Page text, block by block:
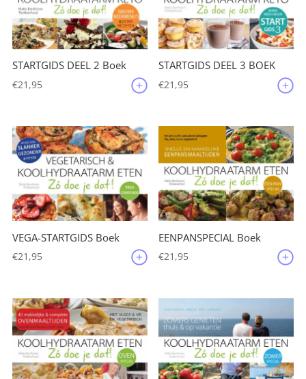
STARTGIDS DEEL 2 Boek
€21,95
STARTGIDS DEEL 3 BOEK
€21,95
VEGA-STARTGIDS Boek
€21,95
EENPANSPECIAL Boek
€21,95